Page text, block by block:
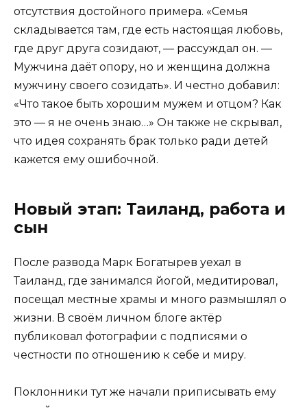
отсутствия достойного примера. «Семья
складывается там, где есть настоящая любовь,
где друг друга созидают, — рассуждал он. —
Мужчина даёт опору, но и женщина должна
мужчину своего созидать». И честно добавил:
«Что такое быть хорошим мужем и отцом? Как
это — я не очень знаю…» Он также не скрывал,
что идея сохранять брак только ради детей
кажется ему ошибочной.
Новый этап: Таиланд, работа и
сын
После развода Марк Богатырев уехал в
Таиланд, где занимался йогой, медитировал,
посещал местные храмы и много размышлял о
жизни. В своём личном блоге актёр
публиковал фотографии с подписями о
честности по отношению к себе и миру.
Поклонники тут же начали приписывать ему